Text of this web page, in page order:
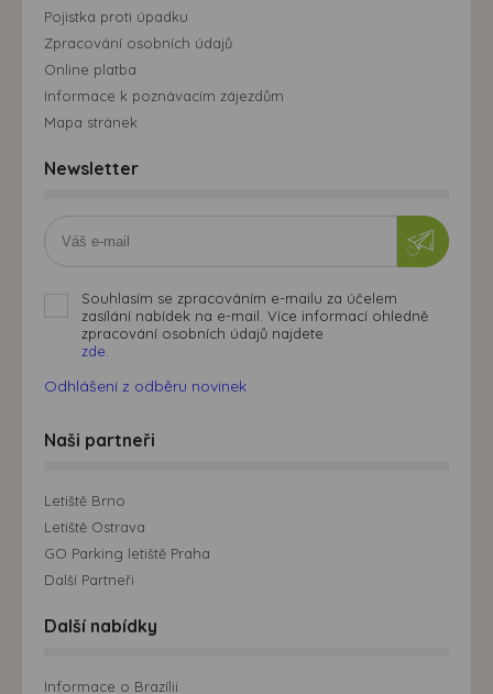
Pojistka proti úpadku
Zpracování osobních údajů
Online platba
Informace k poznávacím zájezdům
Mapa stránek
Newsletter
Souhlasím se zpracováním e-mailu za účelem
zasílání nabídek na e-mail. Více informací ohledně
zpracování osobních údajů najdete
zde.
Odhlášení z odběru novinek
Naši partneři
Letiště Brno
Letiště Ostrava
GO Parking letiště Praha
Další Partneři
Další nabídky
Informace o Brazílii